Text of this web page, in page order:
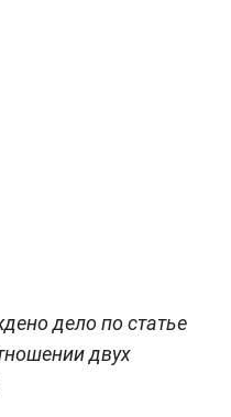
дело по статье
двух